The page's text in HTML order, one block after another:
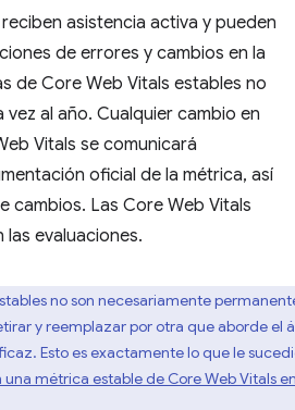
asistencia activa y pueden
de errores y cambios en la
de Core Web Vitals estables no
vez al año. Cualquier cambio en
Vitals se comunicará
oficial de la métrica, así
cambios. Las Core Web Vitals
las evaluaciones.
no son necesariamente
y reemplazar por otra que aborde el
Esto es exactamente lo que le
una métrica estable de Core Web Vitals